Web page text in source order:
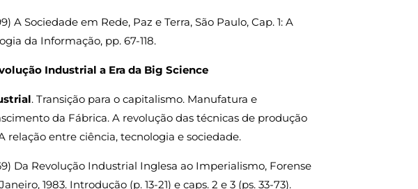
A Sociedade em Rede, Paz e Terra, São Paulo, Cap. 1: A
da Informação, pp. 67-118.
Industrial a Era da Big Science
. Transição para o capitalismo. Manufatura e
da Fábrica. A revolução das técnicas de produção
relação entre ciência, tecnologia e sociedade.
Da Revolução Industrial Inglesa ao Imperialismo, Forense
1983. Introdução (p. 13-21) e caps. 2 e 3 (ps. 33-73).